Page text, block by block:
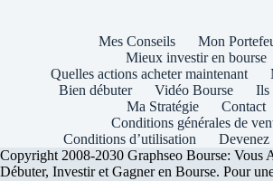
Mes Conseils
Mon
Mieux investir en bourse
Quelles actions acheter maintenant
Bien débuter
Vidéo Bourse
Ils
Ma Stratégie
Contact
Conditions générales de
Conditions d’utilisation
Devenez
Copyright 2008-2030 Graphseo Bourse: Vous
Débuter, Investir et Gagner en Bourse. Pour